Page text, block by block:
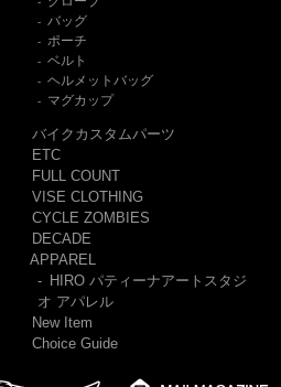
- バッグ
- ポーチ
- ベルト
- ヘルメットバッグ
- マグカップ
バイクカスタムパーツ
ETC
FULL COUNT
VISE CLOTHING
CYCLE ZOMBIES
DECADE
APPAREL
- HIRO パティーナアートスタジ
オ アパレル
New Item
Choice Guide